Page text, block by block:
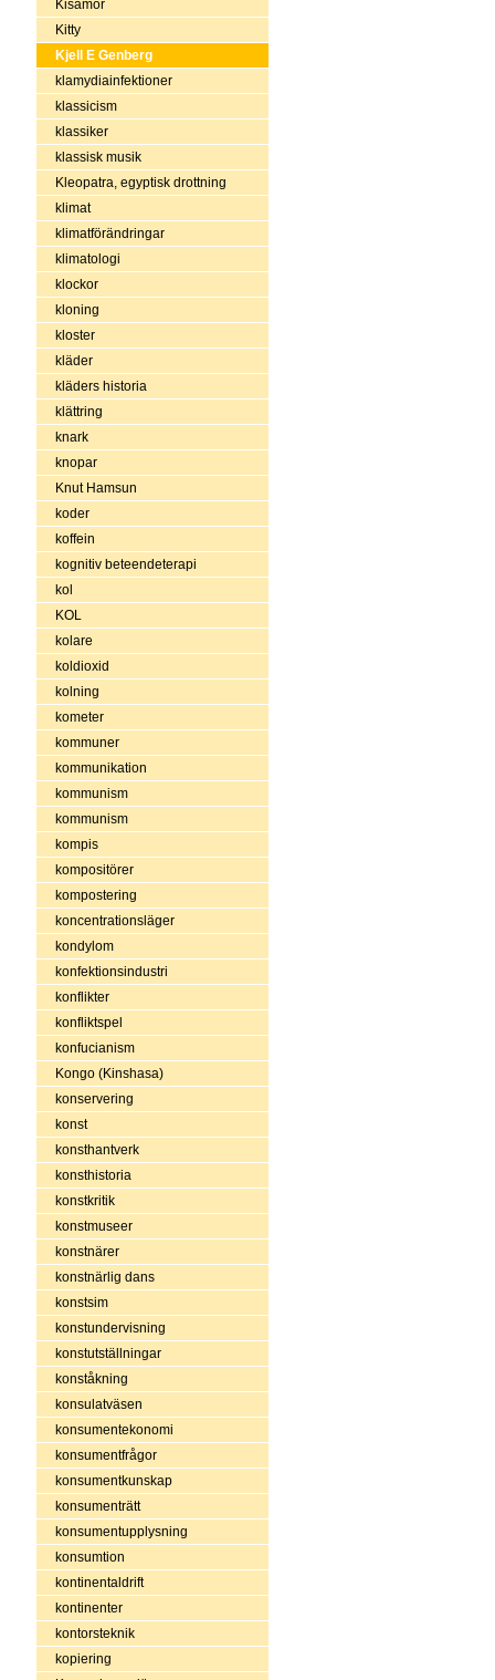
Kisamor
Kitty
Kjell E Genberg
klamydiainfektioner
klassicism
klassiker
klassisk musik
Kleopatra, egyptisk drottning
klimat
klimatförändringar
klimatologi
klockor
kloning
kloster
kläder
kläders historia
klättring
knark
knopar
Knut Hamsun
koder
koffein
kognitiv beteendeterapi
kol
KOL
kolare
koldioxid
kolning
kometer
kommuner
kommunikation
kommunism
kommunism
kompis
kompositörer
kompostering
koncentrationsläger
kondylom
konfektionsindustri
konflikter
konfliktspel
konfucianism
Kongo (Kinshasa)
konservering
konst
konsthantverk
konsthistoria
konstkritik
konstmuseer
konstnärer
konstnärlig dans
konstsim
konstundervisning
konstutställningar
konståkning
konsulatväsen
konsumentekonomi
konsumentfrågor
konsumentkunskap
konsumenträtt
konsumentupplysning
konsumtion
kontinentaldrift
kontinenter
kontorsteknik
kopiering